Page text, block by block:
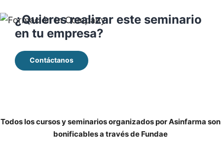
¿Quieres realizar este seminario
en tu empresa?
Contáctanos
Todos los cursos y seminarios organizados por Asinfarma son
bonificables a través de Fundae